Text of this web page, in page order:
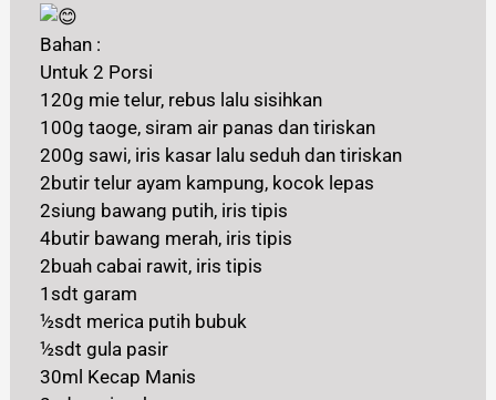
Bahan :
Untuk 2 Porsi
120g mie telur, rebus lalu sisihkan
100g taoge, siram air panas dan tiriskan
200g sawi, iris kasar lalu seduh dan tiriskan
2butir telur ayam kampung, kocok lepas
2siung bawang putih, iris tipis
4butir bawang merah, iris tipis
2buah cabai rawit, iris tipis
1sdt garam
½sdt merica putih bubuk
½sdt gula pasir
30ml Kecap Manis